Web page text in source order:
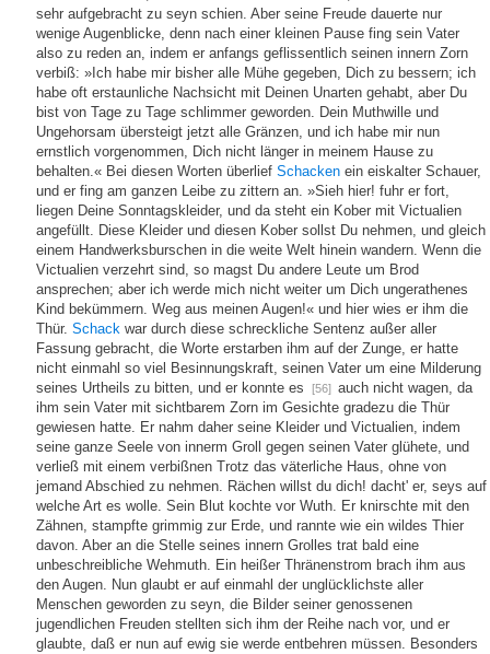
sehr aufgebracht zu seyn schien. Aber seine Freude dauerte nur
wenige Augenblicke, denn nach einer kleinen Pause fing sein Vater
also zu reden an, indem er anfangs geflissentlich seinen innern Zorn
verbiß: »Ich habe mir bisher alle Mühe gegeben, Dich zu bessern; ich
habe oft erstaunliche Nachsicht mit Deinen Unarten gehabt, aber Du
bist von Tage zu Tage schlimmer geworden. Dein Muthwille und
Ungehorsam übersteigt jetzt alle Gränzen, und ich habe mir nun
ernstlich vorgenommen, Dich nicht länger in meinem Hause zu
behalten.« Bei diesen Worten überlief Schacken ein eiskalter Schauer,
und er fing am ganzen Leibe zu zittern an. »Sieh hier! fuhr er fort,
liegen Deine Sonntagskleider, und da steht ein Kober mit Victualien
angefüllt. Diese Kleider und diesen Kober sollst Du nehmen, und gleich
einem Handwerksburschen in die weite Welt hinein wandern. Wenn die
Victualien verzehrt sind, so magst Du andere Leute um Brod
ansprechen; aber ich werde mich nicht weiter um Dich ungerathenes
Kind bekümmern. Weg aus meinen Augen!« und hier wies er ihm die
Thür. Schack war durch diese schreckliche Sentenz außer aller
Fassung gebracht, die Worte erstarben ihm auf der Zunge, er hatte
nicht einmahl so viel Besinnungskraft, seinen Vater um eine Milderung
seines Urtheils zu bitten, und er konnte es
[56] auch nicht wagen, da
ihm sein Vater mit sichtbarem Zorn im Gesichte gradezu die Thür
gewiesen hatte. Er nahm daher seine Kleider und Victualien, indem
seine ganze Seele von innerm Groll gegen seinen Vater glühete, und
verließ mit einem verbißnen Trotz das väterliche Haus, ohne von
jemand Abschied zu nehmen. Rächen willst du dich! dacht' er, seys auf
welche Art es wolle. Sein Blut kochte vor Wuth. Er knirschte mit den
Zähnen, stampfte grimmig zur Erde, und rannte wie ein wildes Thier
davon. Aber an die Stelle seines innern Grolles trat bald eine
unbeschreibliche Wehmuth. Ein heißer Thränenstrom brach ihm aus
den Augen. Nun glaubt er auf einmahl der unglücklichste aller
Menschen geworden zu seyn, die Bilder seiner genossenen
jugendlichen Freuden stellten sich ihm der Reihe nach vor, und er
glaubte, daß er nun auf ewig sie werde entbehren müssen. Besonders